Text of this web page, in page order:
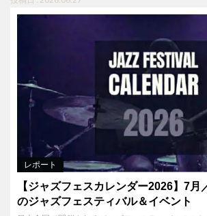
レポート
【ジャズフェスカレンダー2026】7月
のジャズフェスティバル＆イベント